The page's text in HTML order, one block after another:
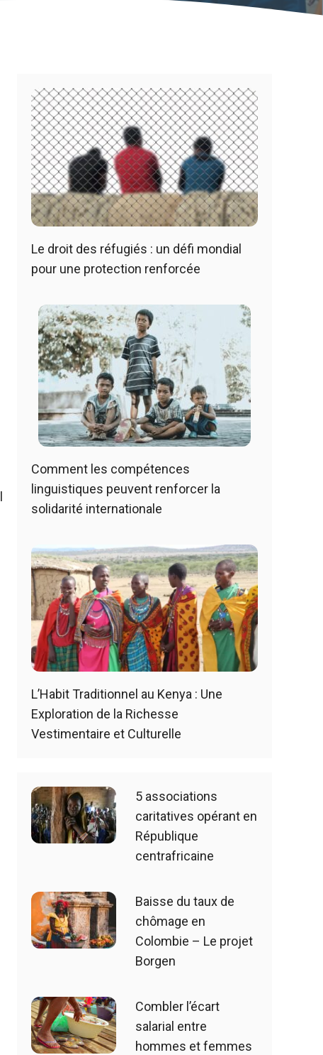
Le droit des réfugiés : un défi mondial
pour une protection renforcée
Comment les compétences
linguistiques peuvent renforcer la
solidarité internationale
L’Habit Traditionnel au Kenya : Une
Exploration de la Richesse
Vestimentaire et Culturelle
5 associations
caritatives opérant en
République
centrafricaine
Baisse du taux de
chômage en
Colombie – Le projet
Borgen
Combler l’écart
salarial entre
hommes et femmes